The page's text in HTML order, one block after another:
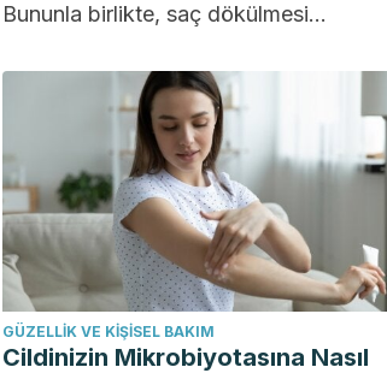
Bununla birlikte, saç dökülmesi
GÜZELLIK VE KIŞISEL BAKIM
Cildinizin Mikrobiyotasına Nasıl